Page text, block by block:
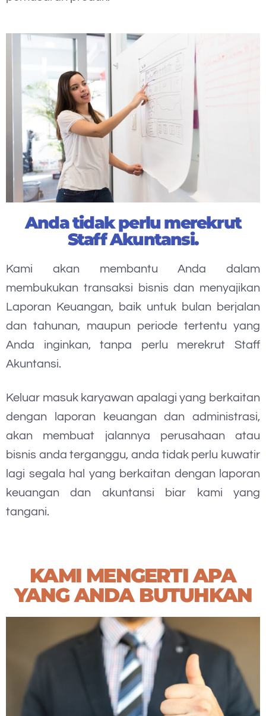
Anda tidak perlu merekrut
Staff Akuntansi.
Kami akan membantu Anda dalam
membukukan transaksi bisnis dan menyajikan
Laporan Keuangan, baik untuk bulan berjalan
dan tahunan, maupun periode tertentu yang
Anda inginkan, tanpa perlu merekrut Staff
Akuntansi.
Keluar masuk karyawan apalagi yang berkaitan
dengan laporan keuangan dan administrasi,
akan membuat jalannya perusahaan atau
bisnis anda terganggu, anda tidak perlu kuwatir
lagi segala hal yang berkaitan dengan laporan
keuangan dan akuntansi biar kami yang
tangani.
KAMI MENGERTI APA
YANG ANDA BUTUHKAN